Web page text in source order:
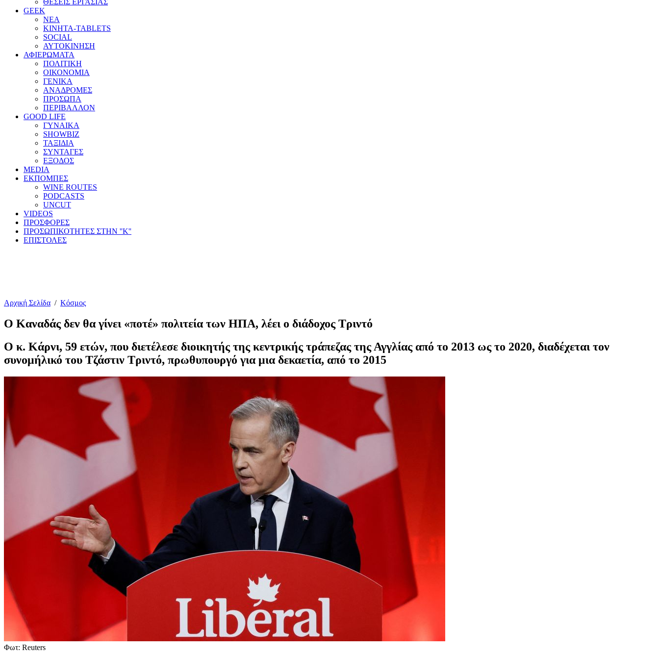
ΘΕΣΕΙΣ ΕΡΓΑΣΙΑΣ
GEEK
ΝΕΑ
ΚΙΝΗΤΑ-TABLETS
SOCIAL
ΑΥΤΟΚΙΝΗΣΗ
ΑΦΙΕΡΩΜΑΤΑ
ΠΟΛΙΤΙΚΗ
ΟΙΚΟΝΟΜΙΑ
ΓΕΝΙΚΑ
ΑΝΑΔΡΟΜΕΣ
ΠΡΟΣΩΠΑ
ΠΕΡΙΒΑΛΛΟΝ
GOOD LIFE
ΓΥΝΑΙΚΑ
SHOWBIZ
ΤΑΞΙΔΙΑ
ΣΥΝΤΑΓΕΣ
ΕΞΟΔΟΣ
MEDIA
ΕΚΠΟΜΠΕΣ
WINE ROUTES
PODCASTS
UNCUT
VIDEOS
ΠΡΟΣΦΟΡΕΣ
ΠΡΟΣΩΠΙΚΟΤΗΤΕΣ ΣΤΗΝ ''Κ''
ΕΠΙΣΤΟΛΕΣ
Αρχική Σελίδα / Κόσμος
Ο Καναδάς δεν θα γίνει «ποτέ» πολιτεία των ΗΠΑ, λέει ο διάδοχος Τριντό
Ο κ. Κάρνι, 59 ετών, που διετέλεσε διοικητής της κεντρικής τράπεζας της Αγγλίας από το 2013 ως το 2020, διαδέχεται τον
συνομήλικό του Τζάστιν Τριντό, πρωθυπουργό για μια δεκαετία, από το 2015
Φωτ: Reuters